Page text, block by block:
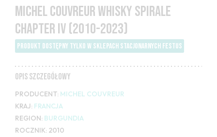
MICHEL COUVREUR WHISKY SPIRALE
CHAPTER IV (2010-2023)
PRODUKT DOSTĘPNY TYLKO W SKLEPACH STACJONARNYCH FESTUS
OPIS SZCZEGÓŁOWY
PRODUCENT: MICHEL COUVREUR
KRAJ: FRANCJA
REGION: BURGUNDIA
ROCZNIK: 2010